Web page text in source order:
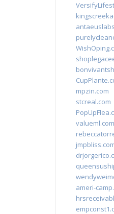
mpzin.com
stcreal.com
valueml.com
ameri-